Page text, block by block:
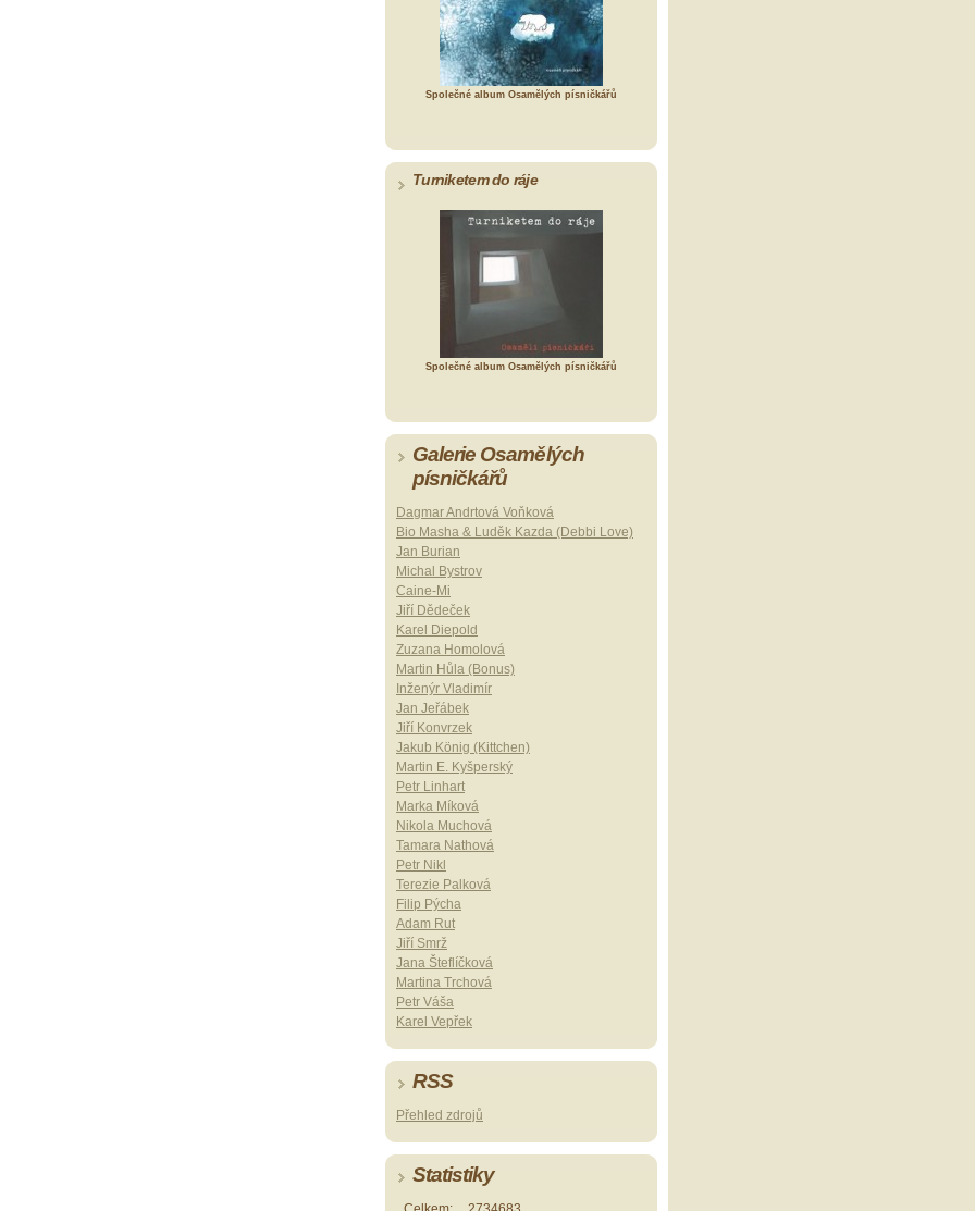
Společné album Osamělých písničkářů
Turniketem do ráje
Společné album Osamělých písničkářů
Galerie Osamělých
písničkářů
Dagmar Andrtová Voňková
Bio Masha & Luděk Kazda (Debbi Love)
Jan Burian
Michal Bystrov
Caine-Mi
Jiří Dědeček
Karel Diepold
Zuzana Homolová
Martin Hůla (Bonus)
Inženýr Vladimír
Jan Jeřábek
Jiří Konvrzek
Jakub König (Kittchen)
Martin E. Kyšperský
Petr Linhart
Marka Míková
Nikola Muchová
Tamara Nathová
Petr Nikl
Terezie Palková
Filip Pýcha
Adam Rut
Jiří Smrž
Jana Šteflíčková
Martina Trchová
Petr Váša
Karel Vepřek
RSS
Přehled zdrojů
Statistiky